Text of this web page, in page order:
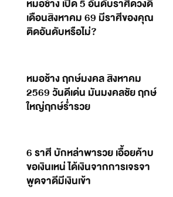
หมอช้าง เปิด 5 อันดับราศีดวงดี
เดือนสิงหาคม 69 มีราศีของคุณ
ติดอันดับหรือไม่?
หมอช้าง ฤกษ์มงคล สิงหาคม
2569 วันดีเด่น มันมงคลชัย ฤกษ์
ใหญ่ฤกษ์ร่ำรวย
6 ราศี บักหล่าพารวย เอื้อยค้าบ
ขอเงินเหน่ ได้เงินจากการเจรจา
พูดจาดีมีเงินเข้า